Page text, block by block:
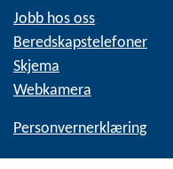
Jobb hos oss
Beredskapstelefoner
Skjema
Webkamera
Personvernerklæring